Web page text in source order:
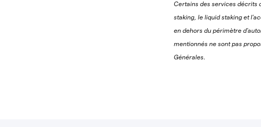
Certains des services décrits
staking, le liquid staking et
en dehors du périmètre
mentionnés ne sont pas
Générales.